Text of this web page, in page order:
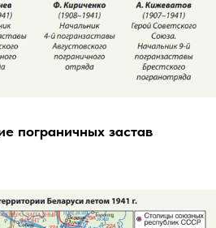
пограничных застав